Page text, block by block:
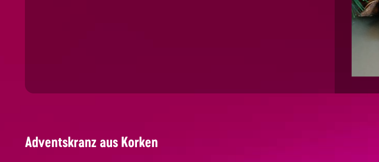
Adventskranz aus Korken